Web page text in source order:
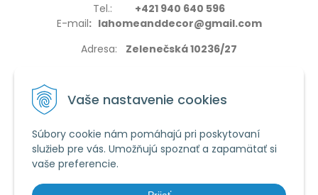
Vaše nastavenie cookies
Súbory cookie nám pomáhajú pri poskytovaní
služieb pre vás. Umožňujú spoznať a zapamätať si
vaše preferencie.
Tel.: +421 940 640 596
E-mail: lahomeanddecor@gmail.com
Adresa: Zelenečská 10236/27
VŠETKO O NÁKUPE
Používanie cookies